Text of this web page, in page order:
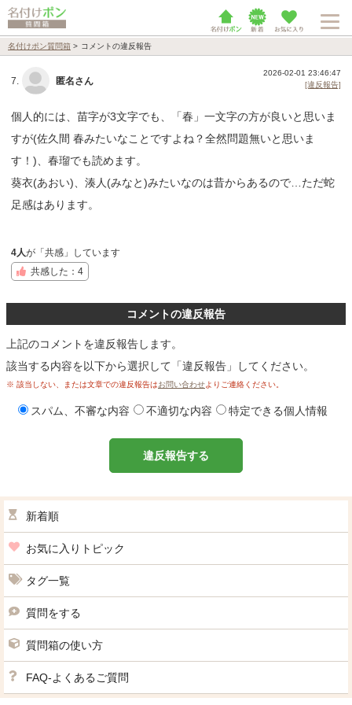
名付けポン質問箱 > コメントの違反報告
7. 匿名さん
2026-02-01 23:46:47
[違反報告]
個人的には、苗字が3文字でも、「春」一文字の方が良いと思いま
すが(佐久間 春みたいなことですよね？全然問題無いと思いま
す！)、春瑠でも読めます。
葵衣(あおい)、湊人(みなと)みたいなのは昔からあるので…ただ蛇
足感はあります。
4人が「共感」しています
共感した：4
コメントの違反報告
上記のコメントを違反報告します。
該当する内容を以下から選択して「違反報告」してください。
※ 該当しない、または文章での違反報告はお問い合わせよりご連絡ください。
スパム、不審な内容 不適切な内容 特定できる個人情報
違反報告する
新着順
お気に入りトピック
タグ一覧
質問をする
質問箱の使い方
FAQ-よくあるご質問